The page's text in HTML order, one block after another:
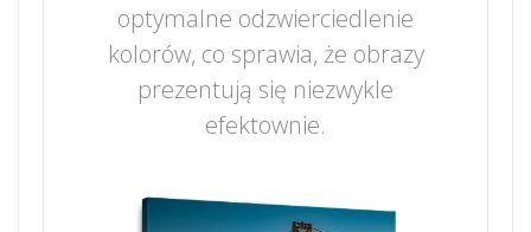
optymalne odzwierciedlenie
kolorów, co sprawia, że obrazy
prezentują się niezwykle
efektownie.